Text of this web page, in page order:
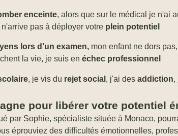
enceinte, alors que sur le médical je n'ai
n'arrive pas à déployer votre plein potentiel
lors d’un examen,mon enfant ne dors
la vie, je suis en échec professionnel
, je vis du rejet social , j'ai des addiction,
pour libérer votre potentiel
par Sophie, spécialiste située à Monaco,
éprouviez des difficultés émotionnelles,